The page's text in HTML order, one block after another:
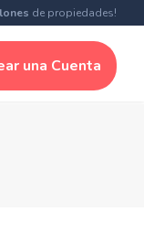
de propiedades!
una Cuenta